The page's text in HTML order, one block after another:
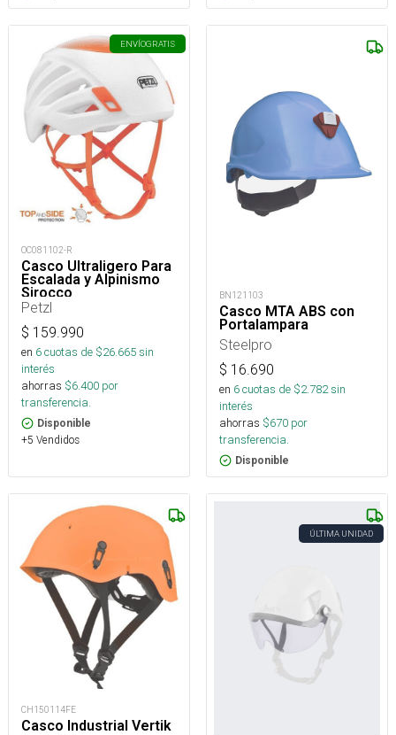
ENVÍOGRATIS
OC081102-R
Casco Ultraligero Para
Escalada y Alpinismo
Sirocco
Petzl
$ 159.990
en 6cuotas de $26.665sin
interés
ahorras $6.400 por
transferencia.
Disponible
+5 Vendidos
BN121103
Casco MTA ABS con
Portalampara
Steelpro
$ 16.690
en 6cuotas de $2.782sin
interés
ahorras $670 por
transferencia.
Disponible
CH150114FE
Casco Industrial Vertik
ÚLTIMA UNIDAD